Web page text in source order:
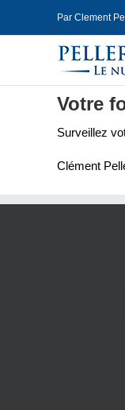
Par Clement
Votre
Surveillez
Clément